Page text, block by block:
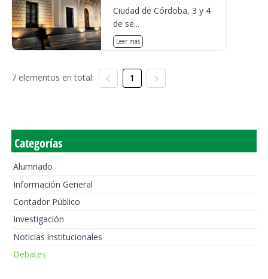
Ciudad de Córdoba, 3 y 4
de se...
Leer más
7 elementos en total: 1
Categorías
Alumnado
Información General
Contador Público
Investigación
Noticias institucionales
Debates